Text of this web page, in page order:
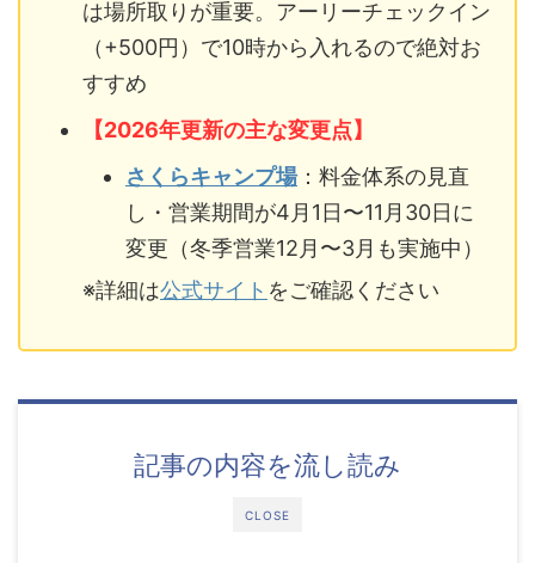
は場所取りが重要。アーリーチェックイン
（+500円）で10時から入れるので絶対お
すすめ
【2026年更新の主な変更点】
さくらキャンプ場：料金体系の見直
し・営業期間が4月1日〜11月30日に
変更（冬季営業12月〜3月も実施中）
※詳細は公式サイト をご確認ください
CLOSE
記事の内容を流し読み